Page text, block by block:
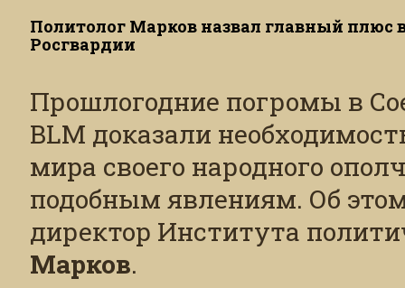
Политолог Марков назвал главный плюс
Росгвардии
Прошлогодние погромы в
BLM доказали
мира своего народного
подобным явлениям. Об
директор Института
Марков.